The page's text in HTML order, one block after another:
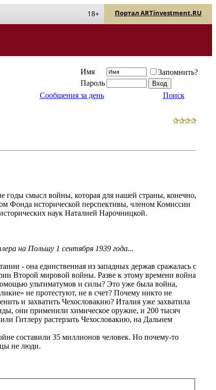
Портал ARTinvestment.RU
18+
Имя
Запомнить?
Пароль
Сообщения за день Поиск
годы смысл войны, которая для нашей страны, конечно,
Фонда исторической перспективы, членом Комиссии
наук Наталией Нарочницкой.
на Польшу 1 сентября 1939 года...
- она единственная из западных держав сражалась с
Второй мировой войны. Разве к этому времени война
ультиматумов и силы? Это уже была война,
не протестуют, не в счет? Почему никто не
и захватить Чехословакию? Италия уже захватила
они применили химическое оружие, и 200 тысяч
Гитлеру растерзать Чехословакию, на Дальнем
составили 35 миллионов человек. Но почему-то
не люди.